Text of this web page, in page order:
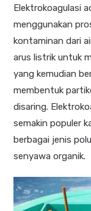
Elektrokoagulasi
menggunakan
kontaminan dari
arus listrik untuk
yang kemudian
membentuk
disaring.
semakin populer
berbagai jenis
senyawa organik.